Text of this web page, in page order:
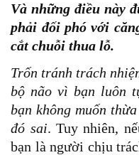
Và những điều này
phải đối phó với
cắt chuỗi thua lỗ.
Trốn tránh trách
bộ não vì bạn luôn
bạn không muốn
đó sai. Tuy nhiên,
bạn là người chịu